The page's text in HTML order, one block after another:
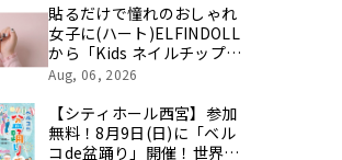
ープン
貼るだけで憧れのおしゃれ
女子に(ハート)ELFINDOLL
から「Kids ネイルチップ」
が新登場！
Aug, 06, 2026
【シティホール西宮】参加
無料！8月9日(日)に「ベル
コde盆踊り」開催！世界大